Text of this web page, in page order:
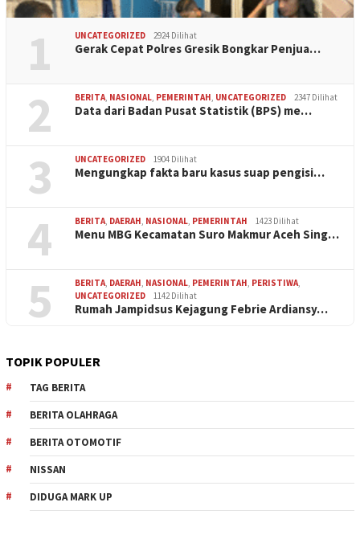
1 UNCATEGORIZED 2924 Dilihat
Gerak Cepat Polres Gresik Bongkar Penjua…
2 BERITA, NASIONAL, PEMERINTAH, UNCATEGORIZED 2347 Dilihat
Data dari Badan Pusat Statistik (BPS) me…
3 UNCATEGORIZED 1904 Dilihat
Mengungkap fakta baru kasus suap pengisi…
4 BERITA, DAERAH, NASIONAL, PEMERINTAH 1423 Dilihat
Menu MBG Kecamatan Suro Makmur Aceh Sing…
5 BERITA, DAERAH, NASIONAL, PEMERINTAH, PERISTIWA,
UNCATEGORIZED
1142 Dilihat
Rumah Jampidsus Kejagung Febrie Ardiansy…
TOPIK POPULER
TAG BERITA
BERITA OLAHRAGA
BERITA OTOMOTIF
NISSAN
DIDUGA MARK UP